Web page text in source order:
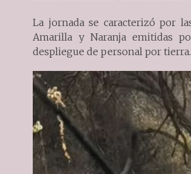
La jornada se caracterizó por
Amarilla y Naranja emitidas
despliegue de personal por tierra.